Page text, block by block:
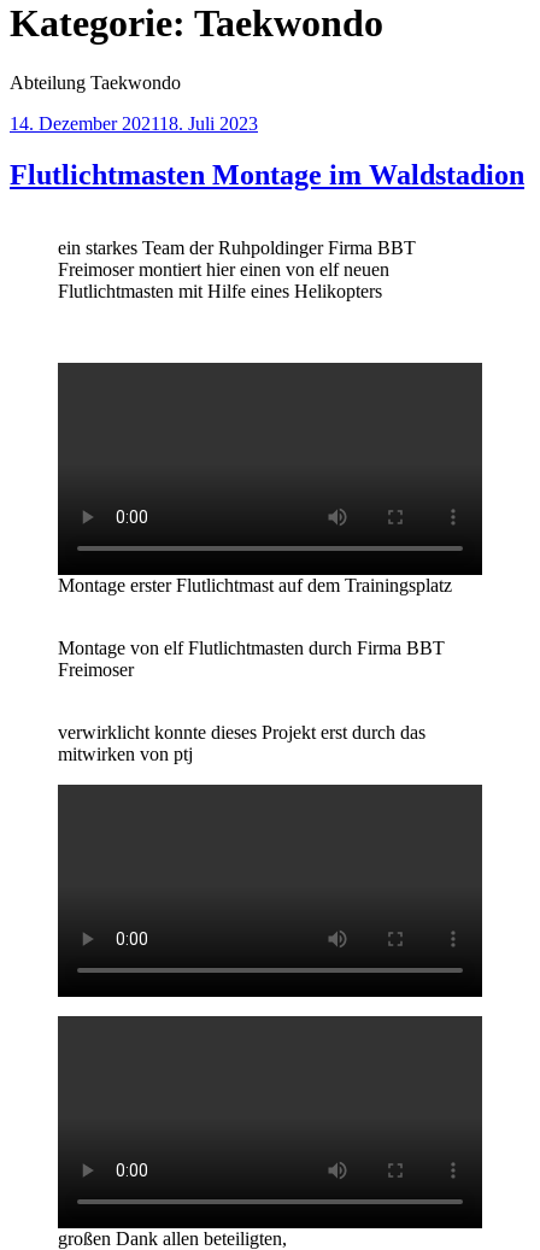
Kategorie: Taekwondo
Abteilung Taekwondo
Veröffentlicht
14. Dezember 202118. Juli 2023
Flutlichtmasten Montage im Waldstadion
ein starkes Team der Ruhpoldinger Firma BBT
Freimoser montiert hier einen von elf neuen
Flutlichtmasten mit Hilfe eines Helikopters
Montage erster Flutlichtmast auf dem Trainingsplatz
Montage von elf Flutlichtmasten durch Firma BBT
Freimoser
verwirklicht konnte dieses Projekt erst durch das
mitwirken von ptj
großen Dank allen beteiligten,